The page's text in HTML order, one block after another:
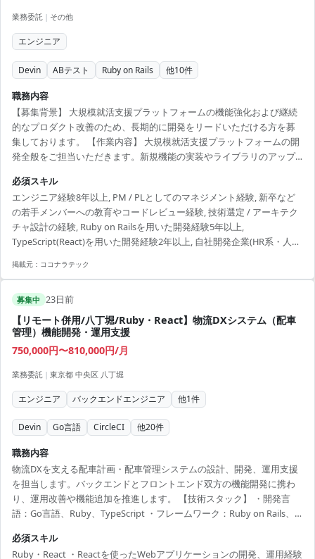
業務委託 | その他
エンジニア
Devin ABテスト Ruby on Rails 他10件
職務内容
【募集背景】 大規模就活支援プラットフォームの機能強化および継続
的なプロダクト改善のため、長期的に開発をリードいただける方を募
集しております。 【作業内容】 大規模就活支援プラットフォームの開
発全般をご担当いただきます。新規機能の実装やライブラリのアップ
ABテストなどを行っていただきます。また、要件定義やリファクタリ
ング等の技術提案にも携わっていただきます。 【求める人物像】 長期
的な参画を前提とし、プロダクトやチームの成長にコミットいただけ
る方を求めております。MTGなどのコミュニケーションに前向きに参
加し、自発的に技術提案や改善提案を行っていただける方が...
必須スキル
エンジニア経験8年以上, PM / PLとしてのマネジメント経験, 新卒など
の若手メンバーへの教育やコードレビュー経験, 技術選定 / アーキテク
チャ設計の経験, Ruby on Railsを用いた開発経験5年以上,
TypeScript(React)を用いた開発経験2年以上, 自社開発企業(HR系・人事
ていない方
掲載元： ココナラテック
募集中 23日前
【リモート併用/八丁堀/Ruby・React】物流DXシステム（配車
管理）機能開発・運用支援
750,000円〜810,000円/月
業務委託 | 東京都 中央区 八丁堀
エンジニア バックエンドエンジニア 他1件
Devin Go言語 CircleCI 他20件
職務内容
物流DXを支える配車計画・配車管理システムの設計、開発、運用支援
を担当します。バックエンドとフロントエンド双方の機能開発に携わ
り、運用改善や機能追加を推進します。 【技術スタック】 ・開発言
語：Go言語、Ruby、TypeScript ・フレームワーク：Ruby on Rails、
フラ：AWS（ECS、EC2、RDS/Aurora、DynamoDB、S3、SQS、
必須スキル
Ruby・React ・Reactを使ったWebアプリケーションの開発、運用経験